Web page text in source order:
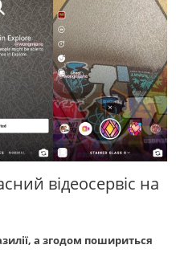
відеосервіс на
а згодом пошириться